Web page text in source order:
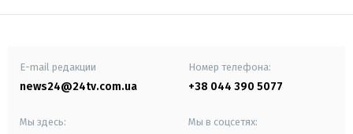
E-mail редакции
news24@24tv.com.ua
Номер телефона:
+38 044 390 5077
Мы здесь: Мы в соцсетях: